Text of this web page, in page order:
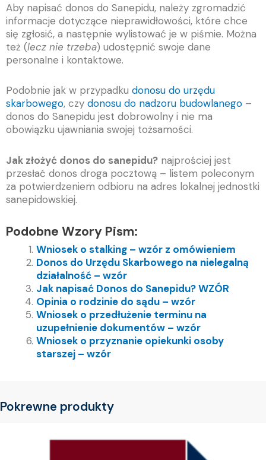
Aby napisać donos do Sanepidu, należy zgromadzić
informacje dotyczące nieprawidłowości, które chce
się zgłosić, a następnie wylistować je w piśmie. Można
też (lecz nie trzeba) udostępnić swoje dane
personalne i kontaktowe.
Podobnie jak w przypadku donosu do urzędu
skarbowego, czy donosu do nadzoru budowlanego –
donos do Sanepidu jest dobrowolny i nie ma
obowiązku ujawniania swojej tożsamości.
Jak złożyć donos do sanepidu? najprościej jest
przesłać donos droga pocztową – listem poleconym
za potwierdzeniem odbioru na adres lokalnej jednostki
sanepidowskiej.
Podobne Wzory Pism:
Wniosek o stalking – wzór z omówieniem
Donos do Urzędu Skarbowego na nielegalną
działalność – wzór
Jak napisać Donos do Sanepidu? WZÓR
Opinia o rodzinie do sądu – wzór
Wniosek o przedłużenie terminu na
uzupełnienie dokumentów – wzór
Wniosek o przyznanie opiekunki osoby
starszej – wzór
Pokrewne produkty